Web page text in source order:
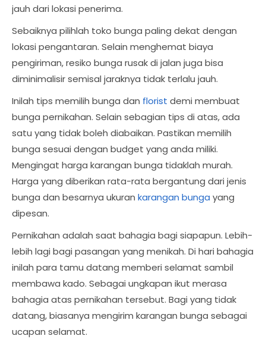
jauh dari lokasi penerima.
Sebaiknya pilihlah toko bunga paling dekat dengan
lokasi pengantaran. Selain menghemat biaya
pengiriman, resiko bunga rusak di jalan juga bisa
diminimalisir semisal jaraknya tidak terlalu jauh.
Inilah tips memilih bunga dan florist demi membuat
bunga pernikahan. Selain sebagian tips di atas, ada
satu yang tidak boleh diabaikan. Pastikan memilih
bunga sesuai dengan budget yang anda miliki.
Mengingat harga karangan bunga tidaklah murah.
Harga yang diberikan rata-rata bergantung dari jenis
bunga dan besarnya ukuran karangan bunga yang
dipesan.
Pernikahan adalah saat bahagia bagi siapapun. Lebih-
lebih lagi bagi pasangan yang menikah. Di hari bahagia
inilah para tamu datang memberi selamat sambil
membawa kado. Sebagai ungkapan ikut merasa
bahagia atas pernikahan tersebut. Bagi yang tidak
datang, biasanya mengirim karangan bunga sebagai
ucapan selamat.